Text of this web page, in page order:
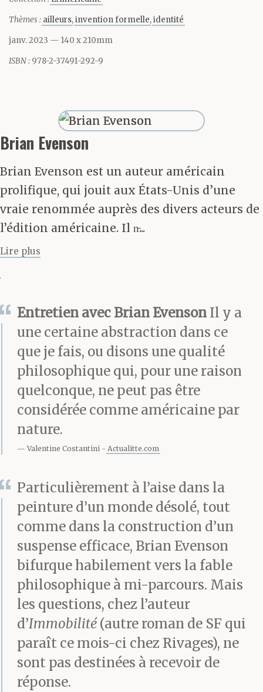
cette question fait
débat. Ou le ferait s’il ne
m’avait abandonné.
dire.
comment faire
fonctionner la
machine correctement,
pas plus que je ne
comment l’éteindre – ce
n’est pas moi qui en
premier lieu
ai débranché Horak à
l’intérieur. Les
instructions pour
le fonctionnement de
cette machine se
trouvaient dans un
secteur qui s’avérait
corrompu, les données
irrécupérables. J’ignorais
tout autant quelle
séquence ou quel code
entrer, et mes lents
cafouillages ne m’ont
Thèmes : ailleurs invention formelle identité
janv. 2023 — 140 x 210mm
ISBN : 978-2-37491-292-9
Brian Evenson
Brian Evenson est un auteur américain
prolifique, qui jouit aux États-Unis d’une
vraie renommée auprès des divers acteurs de
l’édition américaine. Il n̵...
Lire plus
Entretien avec Brian Evenson Il y a
une certaine abstraction dans ce
que je fais, ou disons une qualité
philosophique qui, pour une raison
quelconque, ne peut pas être
considérée comme américaine par
nature.
Valentine Costantini Actualitte.com
Particulièrement à l’aise dans la
peinture d’un monde désolé, tout
comme dans la construction d’un
suspense efficace, Brian Evenson
bifurque habilement vers la fable
philosophique à mi-parcours. Mais
les questions, chez l’auteur
d’Immobilité(autre roman de SF qui
paraît ce mois-ci chez Rivages), ne
sont pas destinées à recevoir de
réponse.